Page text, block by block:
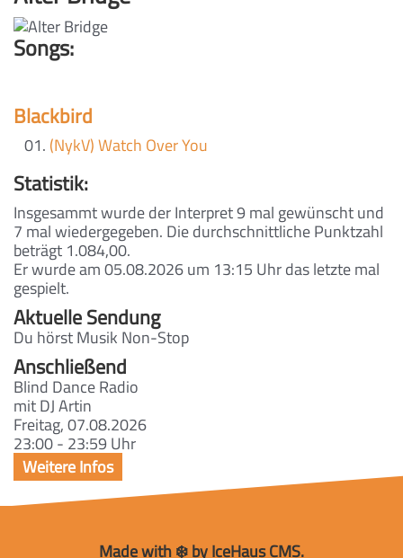
Songs:
Blackbird
(NykV) Watch Over You
Statistik:
Insgesammt wurde der Interpret 9 mal gewünscht und
7 mal wiedergegeben. Die durchschnittliche Punktzahl
beträgt 1.084,00.
Er wurde am 05.08.2026 um 13:15 Uhr das letzte mal
gespielt.
Aktuelle Sendung
Du hörst Musik Non-Stop
Anschließend
Blind Dance Radio
mit DJ Artin
Freitag, 07.08.2026
23:00 - 23:59 Uhr
Made with ❄️ by IceHaus CMS.